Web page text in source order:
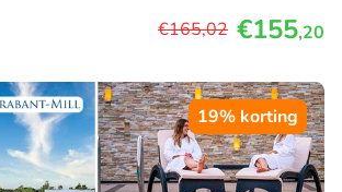
€165,02 €155,20
19% korting